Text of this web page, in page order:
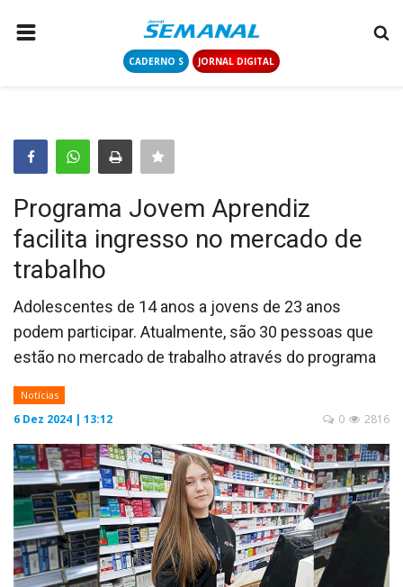
CADERNO S JORNAL DIGITAL
COLUNISTAS
CONTATO
LOGIN
CADASTRAR
CADERNO S
JORNAL DIGITAL
Programa Jovem Aprendiz
facilita ingresso no mercado de
trabalho
Adolescentes de 14 anos a jovens de 23 anos
podem participar. Atualmente, são 30 pessoas que
estão no mercado de trabalho através do programa
Notícias
6 Dez 2024 | 13:12 2816
0